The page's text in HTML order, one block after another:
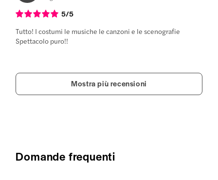
5/5
Tutto! I costumi le musiche le canzoni e le scenografie
Spettacolo puro!!
Mostra più recensioni
Domande frequenti